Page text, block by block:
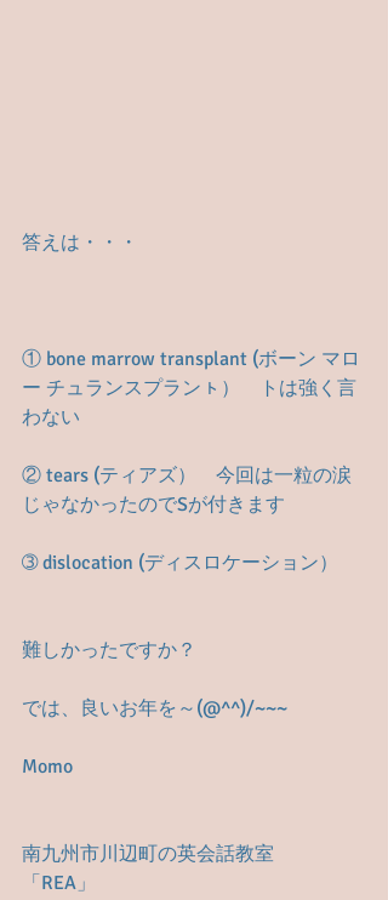
答えは・・・
① bone marrow transplant (ボーン マロ
ー チュランスプランㇳ）　トは強く言
わない
② tears (ティアズ）　今回は一粒の涙
じゃなかったのでSが付きます
➂ dislocation (ディスロケーション）
難しかったですか？
では、良いお年を～(@^^)/~~~
Momo
南九州市川辺町の英会話教室
「REA」